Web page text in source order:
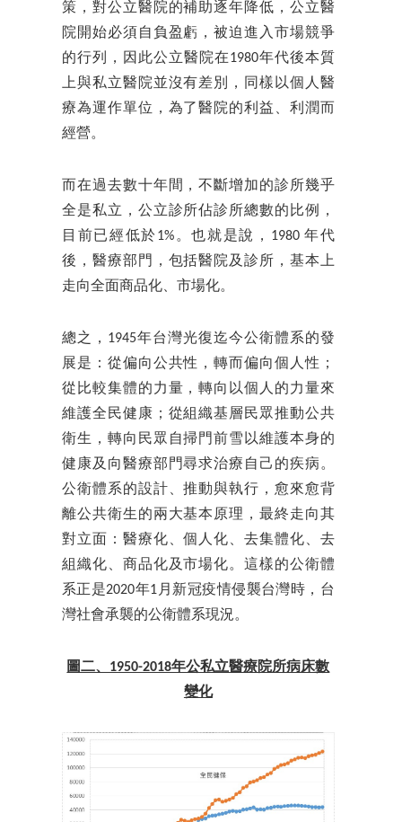
策，對公立醫院的補助逐年降低，公立醫
院開始必須自負盈虧，被迫進入市場競爭
的行列，因此公立醫院在1980年代後本質
上與私立醫院並沒有差別，同樣以個人醫
療為運作單位，為了醫院的利益、利潤而
經營。
而在過去數十年間，不斷增加的診所幾乎
全是私立，公立診所佔診所總數的比例，
目前已經低於1%。也就是說，1980 年代
後，醫療部門，包括醫院及診所，基本上
走向全面商品化、市場化。
總之 ，1945年台灣光復迄今公衛體系的發
展是：從偏向公共性，轉而偏向個人性；
從比較集體的力量，轉向以個人的力量來
維護全民健康；從組織基層民眾推動公共
衛生，轉向民眾自掃門前雪以維護本身的
健康及向醫療部門尋求治療自己的疾病。
公衛體系的設計、推動與執行，愈來愈背
離公共衛生的兩大基本原理，最終走向其
對立面：醫療化、個人化、去集體化、去
組織化、商品化及市場化。這樣的公衛體
系正是2020年1月新冠疫情侵襲台灣時，台
灣社會承襲的公衛體系現況。
圖二、1950-2018年公私立醫療院所病床數
變化